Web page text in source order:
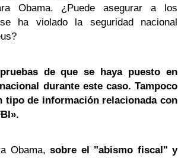
Obama. ¿Puede asegurar a los
ha violado la seguridad nacional
de que se haya puesto en
durante este caso. Tampoco
tipo de información relacionada con
Obama, sobre el "abismo fiscal" y